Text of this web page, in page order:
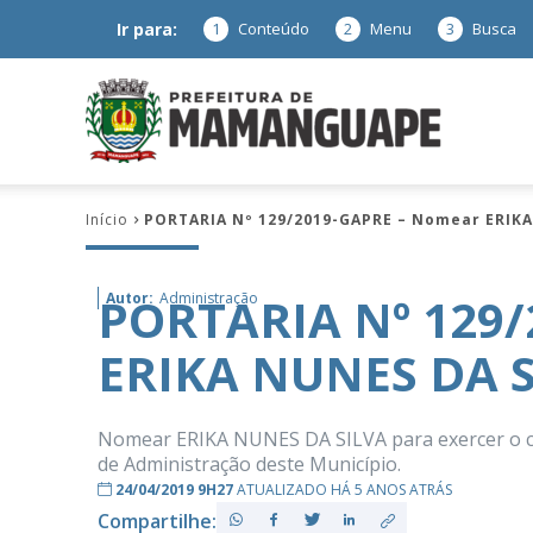
Ir para: 1 Conteúdo 2 Menu 3 Busca
Mamanguape
–
Início PORTARIA Nº 129/2019-GAPRE – Nomear
Autor: Administração
PORTARIA Nº
ERIKA NUNES DA
Nomear ERIKA NUNES DA SILVA para exercer
de Administração deste Município.
24/04/2019 9H27ATUALIZADO HÁ 5 ANOS ATRÁS
Compartilhe: